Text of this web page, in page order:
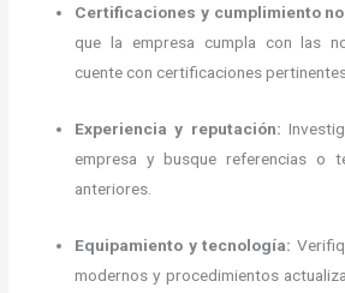
Certificaciones y cumplimiento
que la empresa cumpla con las
cuente con certificaciones
Experiencia y reputación:
empresa y busque referencias o
anteriores.
Equipamiento y tecnología:
modernos y procedimientos